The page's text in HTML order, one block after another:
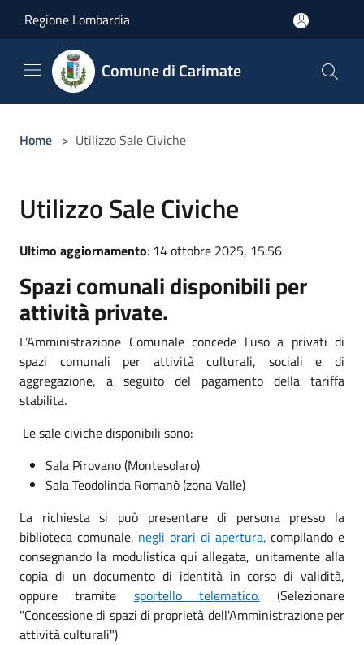
Regione Lombardia
Comune di Carimate
Home > Utilizzo Sale Civiche
Utilizzo Sale Civiche
Ultimo aggiornamento: 14 ottobre 2025, 15:56
Spazi comunali disponibili per
attività private.
L’Amministrazione Comunale concede l’uso a privati di
spazi comunali per attività culturali, sociali e di
aggregazione, a seguito del pagamento della tariffa
stabilita.
Le sale civiche disponibili sono:
Sala Pirovano (Montesolaro)
Sala Teodolinda Romanò (zona Valle)
La richiesta si può presentare di persona presso la
biblioteca comunale, negli orari di apertura, compilando e
consegnando la modulistica qui allegata, unitamente alla
copia di un documento di identità in corso di validità,
oppure tramite sportello telematico.(Selezionare
"Concessione di spazi di proprietà dell'Amministrazione per
attività culturali")